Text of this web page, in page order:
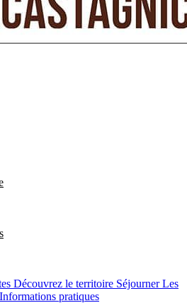
Découvrez le territoire SéjournerLes
Informations pratiques